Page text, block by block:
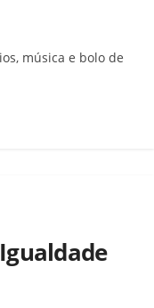
música e bolo de